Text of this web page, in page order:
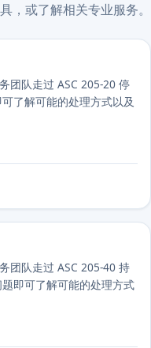
，或了解相关专业服务。
团队走过 ASC 205-20 停
了解可能的处理方式以及
团队走过 ASC 205-40 持
即可了解可能的处理方式